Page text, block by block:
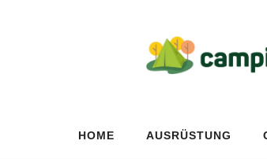
HOME AUSRÜSTUNG